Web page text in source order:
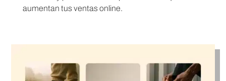
aumentan tus ventas online.